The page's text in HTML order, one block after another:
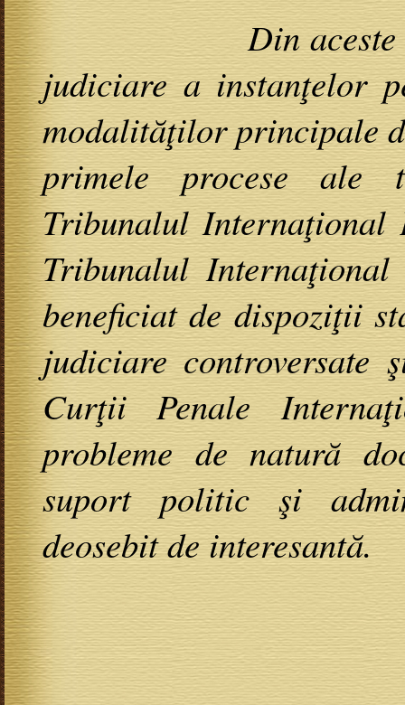
Din aceste
judiciare a instanţelor
modalităţilor principale
primele procese ale
Tribunalul Internaţional
Tribunalul
beneficiat de dispoziţii
judiciare controversate
Curţii Penale
probleme de natură
suport politic şi
deosebit de interesantă.